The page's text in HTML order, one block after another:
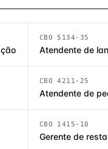
CBO 5134-35
Atendente de
CBO 4211-25
Atendente de
CBO 1415-10
Gerente de